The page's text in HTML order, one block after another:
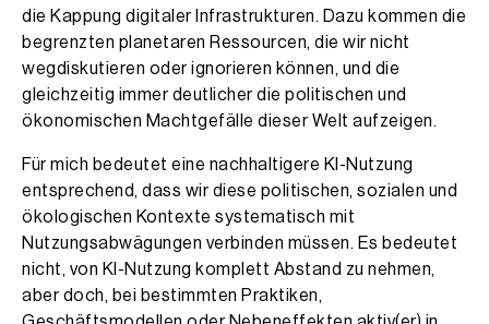
die Kappung digitaler Infrastrukturen. Dazu kommen die
begrenzten planetaren Ressourcen, die wir nicht
wegdiskutieren oder ignorieren können, und die
gleichzeitig immer deutlicher die politischen und
ökonomischen Machtgefälle dieser Welt aufzeigen.
Für mich bedeutet eine nachhaltigere KI-Nutzung
entsprechend, dass wir diese politischen, sozialen und
ökologischen Kontexte systematisch mit
Nutzungsabwägungen verbinden müssen. Es bedeutet
nicht, von KI-Nutzung komplett Abstand zu nehmen,
aber doch, bei bestimmten Praktiken,